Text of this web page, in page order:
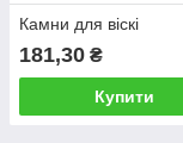
Камни для віскі
181,30 ₴
Купити